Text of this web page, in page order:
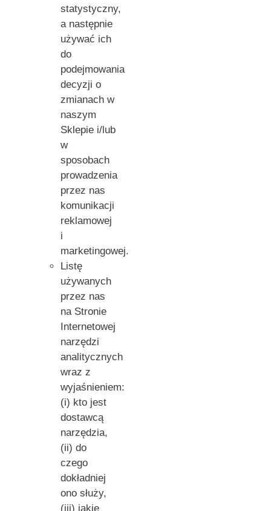
statystyczny,
a następnie
używać ich
do
podejmowania
decyzji o
zmianach w
naszym
Sklepie i/lub
w
sposobach
prowadzenia
przez nas
komunikacji
reklamowej
i
marketingowej.
Listę
używanych
przez nas
na Stronie
Internetowej
narzędzi
analitycznych
wraz z
wyjaśnieniem:
(i) kto jest
dostawcą
narzędzia,
(ii) do
czego
dokładniej
ono służy,
(iii) jakie